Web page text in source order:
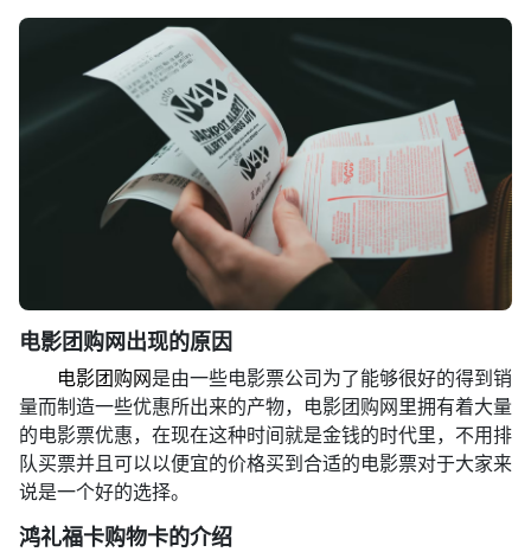
电影团购网出现的原因
电影团购网是由一些电影票公司为了能够很好的得到销
量而制造一些优惠所出来的产物，电影团购网里拥有着大量
的电影票优惠，在现在这种时间就是金钱的时代里，不用排
队买票并且可以以便宜的价格买到合适的电影票对于大家来
说是一个好的选择。
鸿礼福卡购物卡的介绍